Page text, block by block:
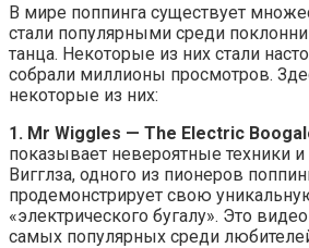
В мире поппинга существует
стали популярными среди
танца. Некоторые из них стали
собрали миллионы просмотров.
некоторые из них:
1. Mr Wiggles — The Electric
показывает невероятные техники
Вигглза, одного из пионеров
продемонстрирует свою
«электрического бугалу». Это
самых популярных среди любителей